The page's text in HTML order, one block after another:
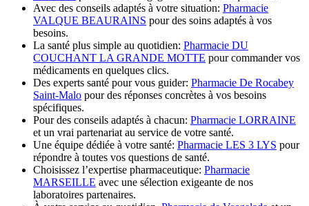
Avec des conseils adaptés à votre situation: Pharmacie
VALQUE BEAURAINS pour des soins adaptés à vos
besoins.
La santé plus simple au quotidien: Pharmacie DU
COUCHANT LA GRANDE MOTTE pour commander vos
médicaments en quelques clics.
Des experts santé pour vous guider: Pharmacie De Rocabey
Saint-Malo pour des réponses concrètes à vos besoins
spécifiques.
Pour des conseils adaptés à chacun: Pharmacie LORRAINE
et un vrai partenariat au service de votre santé.
Une équipe dédiée à votre santé: Pharmacie LES 3 LYS pour
répondre à toutes vos questions de santé.
Choisissez l’expertise pharmaceutique: Pharmacie
MARSEILLE avec une sélection exigeante de nos
laboratoires partenaires.